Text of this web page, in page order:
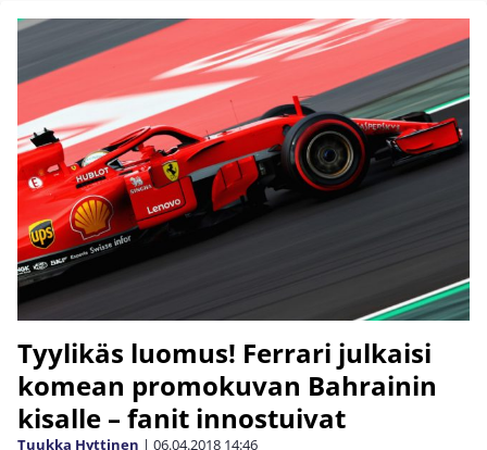
Tyylikäs luomus! Ferrari julkaisi
komean promokuvan Bahrainin
kisalle – fanit innostuivat
Tuukka Hyttinen | 06.04.2018 14:46